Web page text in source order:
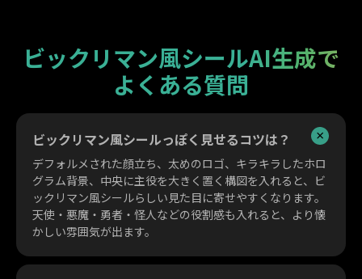
ビックリマン風シールAI生成で
よくある質問
ビックリマン風シールっぽく見せるコツは？
デフォルメされた顔立ち、太めのロゴ、キラキラしたホロ
グラム背景、中央に主役を大きく置く構図を入れると、ビ
ックリマン風シールらしい見た目に寄せやすくなります。
天使・悪魔・勇者・怪人などの役割感も入れると、より懐
かしい雰囲気が出ます。